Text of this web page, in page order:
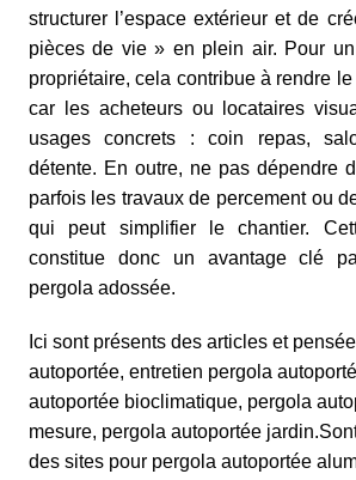
structurer l’espace extérieur et de
pièces de vie » en plein air. Pour
propriétaire, cela contribue à rendre
car les acheteurs ou locataires
usages concrets : coin repas,
détente. En outre, ne pas dépendre
parfois les travaux de percement ou
qui peut simplifier le chantier.
constitue donc un avantage clé
pergola adossée.
Ici sont présents des articles et
autoportée, entretien pergola
autoportée bioclimatique, pergola
mesure, pergola autoportée
des sites pour pergola autoportée